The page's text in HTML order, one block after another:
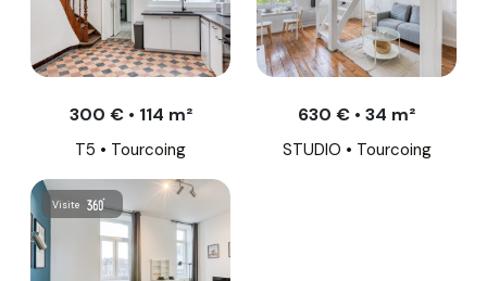
300 € • 114 m²
T5 • Tourcoing
630 € • 34 m²
STUDIO • Tourcoing
Visite